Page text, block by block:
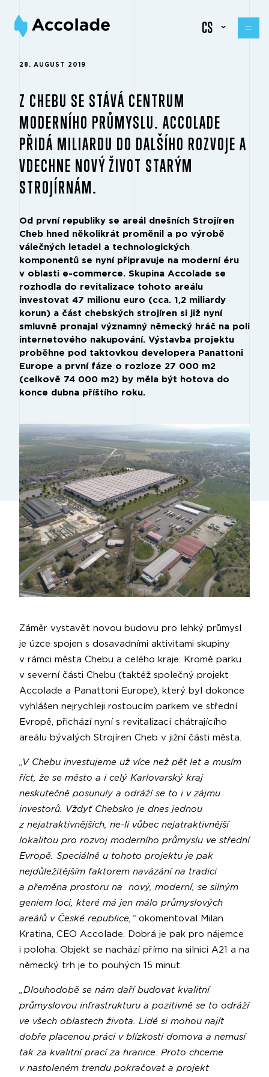
CS
28. AUGUST 2019
Z CHEBU SE STÁVÁ CENTRUM
MODERNÍHO PRŮMYSLU. ACCOLADE
PŘIDÁ MILIARDU DO DALŠÍHO ROZVOJE A
VDECHNE NOVÝ ŽIVOT STARÝM
STROJÍRNÁM.
Od první republiky se areál dnešních Strojíren
Cheb hned několikrát proměnil a po výrobě
válečných letadel a technologických
komponentů se nyní připravuje na moderní éru
v oblasti e-commerce. Skupina Accolade se
rozhodla do revitalizace tohoto areálu
investovat 47 milionu euro (cca. 1,2 miliardy
korun) a část chebských strojíren si již nyní
smluvně pronajal významný německý hráč na poli
internetového nakupování. Výstavba projektu
proběhne pod taktovkou developera Panattoni
Europe a první fáze o rozloze 27 000 m2
(celkově 74 000 m2) by měla být hotova do
konce dubna příštího roku.
Záměr vystavět novou budovu pro lehký průmysl
je úzce spojen s dosavadními aktivitami skupiny
v rámci města Chebu a celého kraje. Kromě parku
v severní části Chebu (taktéž společný projekt
Accolade a Panattoni Europe), který byl dokonce
vyhlášen nejrychleji rostoucím parkem ve střední
Evropě, přichází nyní s revitalizací chátrajícího
areálu bývalých Strojíren Cheb v jižní části města.
„V Chebu investujeme už více než pět let a musím
říct, že se město a i celý Karlovarský kraj
neskutečně posunuly a odráží se to i v zájmu
investorů. Vždyť Chebsko je dnes jednou
z nejatraktivnějších, ne-li vůbec nejatraktivnější
lokalitou pro rozvoj moderního průmyslu ve střední
Evropě. Speciálně u tohoto projektu je pak
nejdůležitějším faktorem navázání na tradici
a přeměna prostoru na nový, moderní, se silným
geniem loci, které má jen málo průmyslových
areálů v České republice,“ okomentoval Milan
Kratina, CEO Accolade. Dobrá je pak pro nájemce
i poloha. Objekt se nachází přímo na silnici A21 a na
německý trh je to pouhých 15 minut.
„Dlouhodobě se nám daří budovat kvalitní
průmyslovou infrastrukturu a pozitivně se to odráží
ve všech oblastech života. Lidé si mohou najít
dobře placenou práci v blízkosti domova a nemusí
tak za kvalitní prací za hranice. Proto chceme
v nastoleném trendu pokračovat a projekt